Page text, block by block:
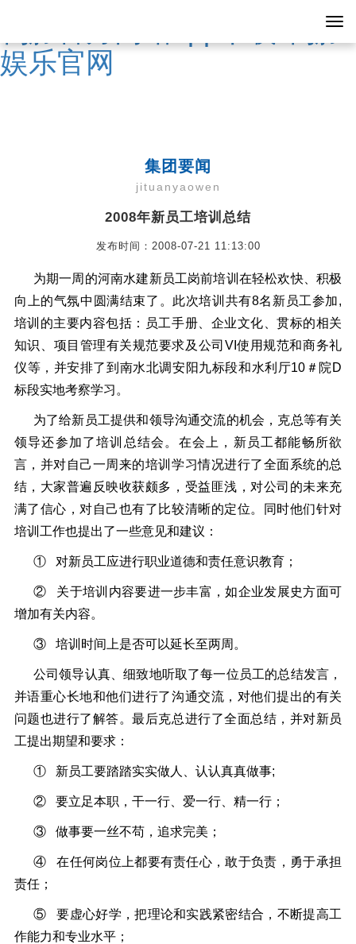
鸭脖官方网站app下载-鸭脖
娱乐官网
集团要闻
jituanyaowen
2008年新员工培训总结
发布时间：2008-07-21 11:13:00
为期一周的河南水建新员工岗前培训在轻松欢快、积极
向上的气氛中圆满结束了。此次培训共有8名新员工参加,
培训的主要内容包括：员工手册、企业文化、贯标的相关
知识、项目管理有关规范要求及公司VI使用规范和商务礼
仪等，并安排了到南水北调安阳九标段和水利厅10＃院D
标段实地考察学习。
为了给新员工提供和领导沟通交流的机会，克总等有关
领导还参加了培训总结会。在会上，新员工都能畅所欲
言，并对自己一周来的培训学习情况进行了全面系统的总
结，大家普遍反映收获颇多，受益匪浅，对公司的未来充
满了信心，对自己也有了比较清晰的定位。同时他们针对
培训工作也提出了一些意见和建议：
① 对新员工应进行职业道德和责任意识教育；
② 关于培训内容要进一步丰富，如企业发展史方面可
增加有关内容。
③ 培训时间上是否可以延长至两周。
公司领导认真、细致地听取了每一位员工的总结发言，
并语重心长地和他们进行了沟通交流，对他们提出的有关
问题也进行了解答。最后克总进行了全面总结，并对新员
工提出期望和要求：
① 新员工要踏踏实实做人、认认真真做事;
② 要立足本职，干一行、爱一行、精一行；
③ 做事要一丝不苟，追求完美；
④ 在任何岗位上都要有责任心，敢于负责，勇于承担
责任；
⑤ 要虚心好学，把理论和实践紧密结合，不断提高工
作能力和专业水平；